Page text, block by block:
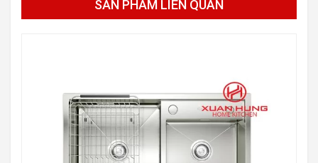
SẢN PHẨM LIÊN QUAN